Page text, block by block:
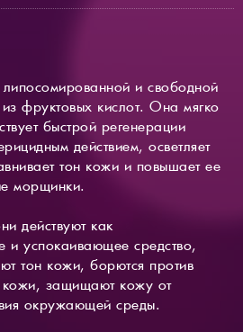
и свободной
фруктовых кислот. Она мягко
быстрой регенерации
действием, осветляет
тон кожи и повышает ее
морщинки.
действуют как
и успокаивающее средство,
тон кожи, борются против
кожи, защищают кожу от
окружающей среды.